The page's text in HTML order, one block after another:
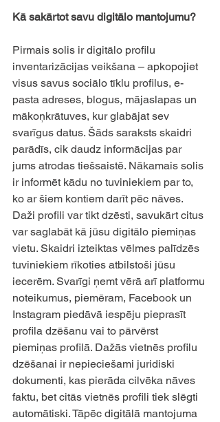
Kā sakārtot savu digitālo mantojumu?
Pirmais solis ir digitālo profilu
inventarizācijas veikšana – apkopojiet
visus savus sociālo tīklu profilus, e-
pasta adreses, blogus, mājaslapas un
mākoņkrātuves, kur glabājat sev
svarīgus datus. Šāds saraksts skaidri
parādīs, cik daudz informācijas par
jums atrodas tiešsaistē. Nākamais solis
ir informēt kādu no tuviniekiem par to,
ko ar šiem kontiem darīt pēc nāves.
Daži profili var tikt dzēsti, savukārt citus
var saglabāt kā jūsu digitālo piemiņas
vietu. Skaidri izteiktas vēlmes palīdzēs
tuviniekiem rīkoties atbilstoši jūsu
iecerēm. Svarīgi ņemt vērā arī platformu
noteikumus, piemēram, Facebook un
Instagram piedāvā iespēju pieprasīt
profila dzēšanu vai to pārvērst
piemiņas profilā. Dažās vietnēs profilu
dzēšanai ir nepieciešami juridiski
dokumenti, kas pierāda cilvēka nāves
faktu, bet citās vietnēs profili tiek slēgti
automātiski. Tāpēc digitālā mantojuma